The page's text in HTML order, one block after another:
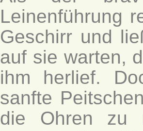
Leinenführung
Geschirr und
auf sie warten,
ihm herlief.
sanfte
die Ohren zu